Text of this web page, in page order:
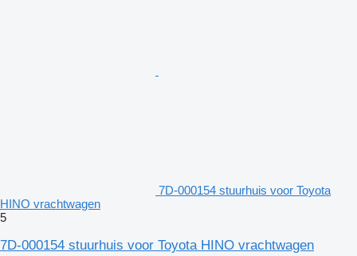
7D-000154 stuurhuis voor Toyota
HINO vrachtwagen
5
7D-000154 stuurhuis voor Toyota HINO vrachtwagen